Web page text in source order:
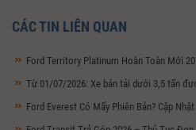
CÁC TIN LIÊN QUAN
Ford Territory Platinum Hoàn Toàn Mới
Từ 01/07/2026: Xe bán tải dưới 3,5 tấn
Ford Everest Có Mấy Phiên Bản? Cập